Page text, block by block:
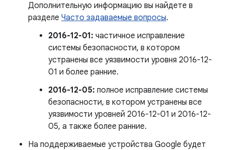
Дополнительную информацию вы найдете в
разделе Часто задаваемые вопросы.
2016-12-01: частичное исправление
системы безопасности, в котором
устранены все уязвимости уровня 2016-12-
01 и более ранние.
2016-12-05: полное исправление системы
безопасности, в котором устранены все
уязвимости уровней 2016-12-01 и 2016-12-
05, а также более ранние.
На поддерживаемые устройства Google будет